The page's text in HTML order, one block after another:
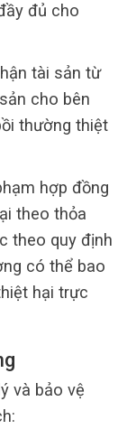
đủ cho
tài sản từ
cho bên
thường thiệt
hợp đồng
theo thỏa
theo quy định
có thể bao
hại trực
và bảo vệ